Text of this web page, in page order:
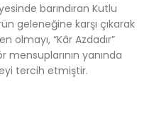
barındıran Kutlu
geleneğine karşı çıkarak
“Kâr Azdadır”
yanında
tercih etmiştir.